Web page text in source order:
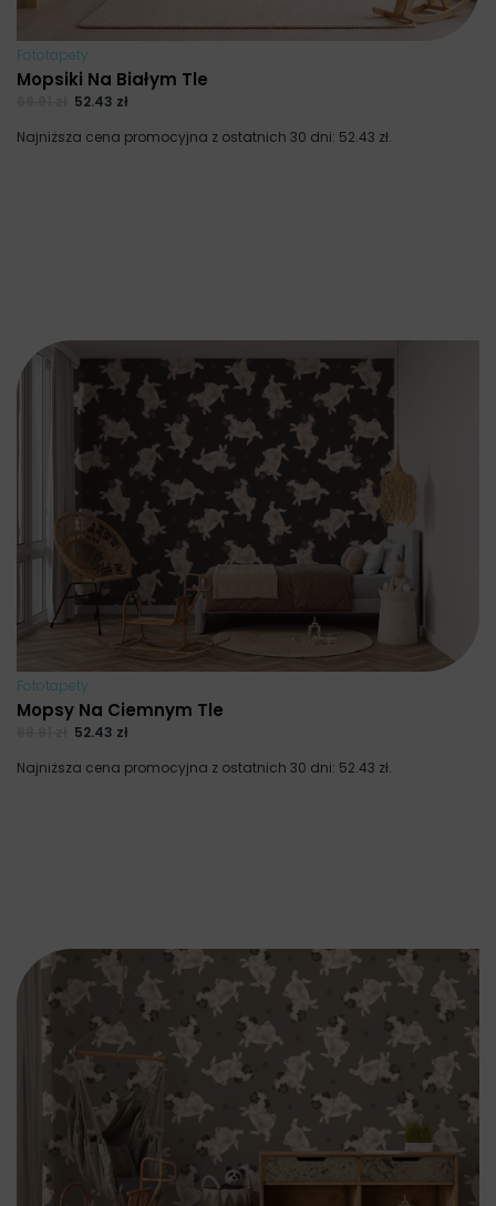
Fototapety
Mopsiki Na Białym Tle
52.43 zł
Najniższa cena promocyjna z ostatnich 30 dni: 52.43 zł.
Fototapety
Mopsy Na Ciemnym Tle
52.43 zł
Najniższa cena promocyjna z ostatnich 30 dni: 52.43 zł.